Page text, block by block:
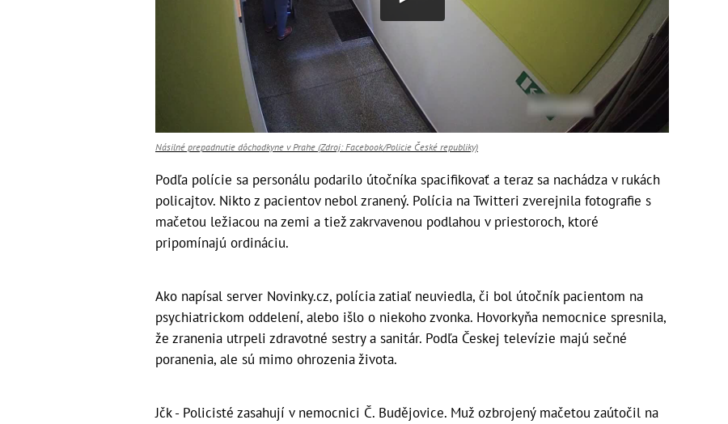
Násilné prepadnutie dôchodkyne v Prahe (Zdroj: Facebook/Policie České republiky)
Podľa polície sa personálu podarilo útočníka spacifikovať a teraz sa nachádza v rukách
policajtov. Nikto z pacientov nebol zranený. Polícia na Twitteri zverejnila fotografie s
mačetou ležiacou na zemi a tiež zakrvavenou podlahou v priestoroch, ktoré
pripomínajú ordináciu.
Ako napísal server Novinky.cz, polícia zatiaľ neuviedla, či bol útočník pacientom na
psychiatrickom oddelení, alebo išlo o niekoho zvonka. Hovorkyňa nemocnice spresnila,
že zranenia utrpeli zdravotné sestry a sanitár. Podľa Českej televízie majú sečné
poranenia, ale sú mimo ohrozenia života.
Jčk - Policisté zasahují v nemocnici Č. Budějovice. Muž ozbrojený mačetou zaútočil na